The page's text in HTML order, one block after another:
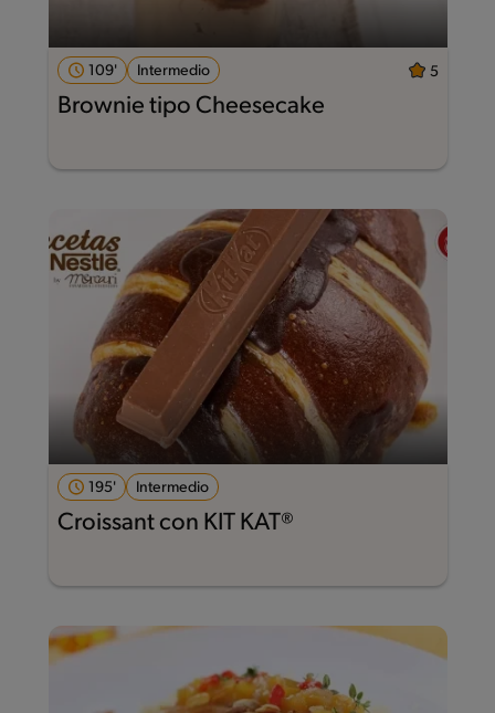
109' Intermedio 5
Brownie tipo Cheesecake
195' Intermedio
Croissant con KIT KAT®